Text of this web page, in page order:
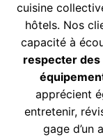
cuisine
hôtels. Nos
capacité à
respecter des
apprécient
entretenir,
gage d’un